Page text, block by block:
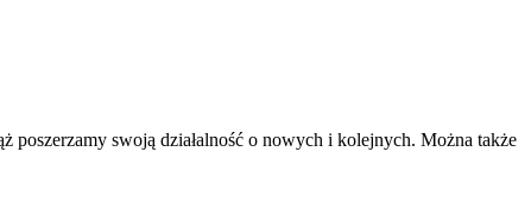
swoją działalność o nowych i kolejnych. Można także